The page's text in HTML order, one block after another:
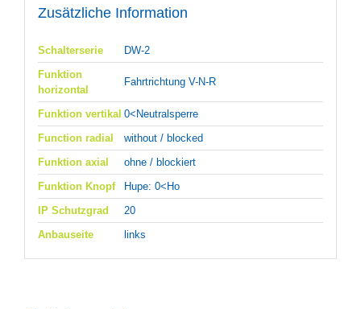
Zusätzliche Information
Schalterserie
DW-2
Funktion
horizontal
Fahrtrichtung V-N-R
Funktion vertikal 0<Neutralsperre
Function radial
without / blocked
Funktion axial
ohne / blockiert
Funktion Knopf
Hupe: 0<Ho
IP Schutzgrad
20
Anbauseite
links